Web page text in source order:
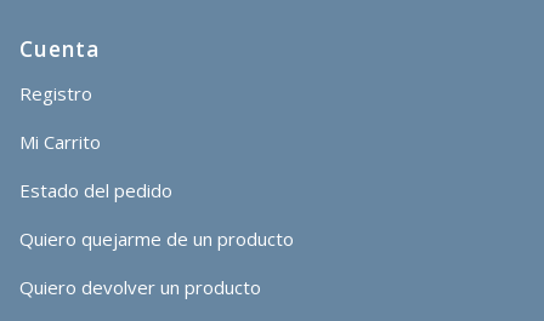
Cuenta
Registro
Mi Carrito
Estado del pedido
Quiero quejarme de un producto
Quiero devolver un producto